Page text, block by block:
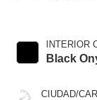
INTERIOR
Black
CIUDAD/